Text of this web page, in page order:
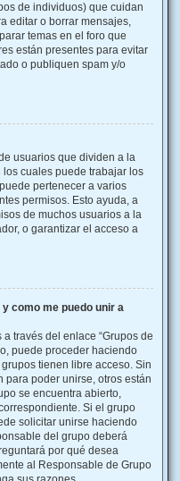
de individuos) que cuidan
editar o borrar mensajes,
temas en el foro que
están presentes para evitar
o publiquen spam y/o
usuarios que dividen a la
cuales puede trabajar los
pertenecer a varios
permisos. Esto ayuda, a
de muchos usuarios a la
o garantizar el acceso a
como me puedo unir a
través del enlace “Grupos de
puede proceder haciendo
tienen libre acceso. Sin
poder unirse, otros están
se encuentra abierto,
Si el grupo
solicitar unirse haciendo
del grupo deberá
por qué desea
al Responsable de Grupo